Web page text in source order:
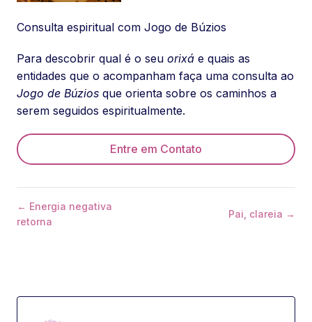
Consulta espiritual com Jogo de Búzios
Para descobrir qual é o seu orixá e quais as
entidades que o acompanham faça uma consulta ao
Jogo de Búzios que orienta sobre os caminhos a
serem seguidos espiritualmente.
Entre em Contato
← Energia negativa
retorna
Pai, clareia →